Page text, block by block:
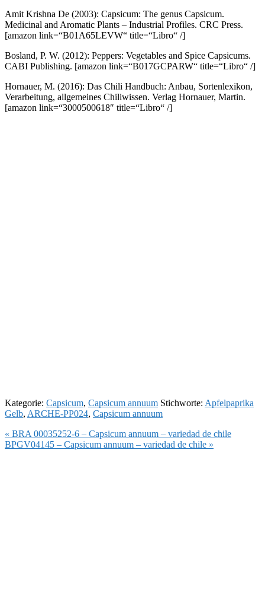
Amit Krishna De (2003): Capsicum: The genus Capsicum.
Medicinal and Aromatic Plants – Industrial Profiles. CRC Press.
[amazon link=“B01A65LEVW“ title=“Libro“ /]
Bosland, P. W. (2012): Peppers: Vegetables and Spice Capsicums.
CABI Publishing. [amazon link=“B017GCPARW“ title=“Libro“ /]
Hornauer, M. (2016): Das Chili Handbuch: Anbau, Sortenlexikon,
Verarbeitung, allgemeines Chiliwissen. Verlag Hornauer, Martin.
[amazon link=“3000500618″ title=“Libro“ /]
Kategorie: Capsicum, Capsicum annuum Stichworte: Apfelpaprika
Gelb, ARCHE-PP024, Capsicum annuum
Vorheriger
Beitrag:
« BRA 00035252-6 – Capsicum annuum – variedad de chile
Nächster
BPGV04145 – Capsicum annuum – variedad de chile »